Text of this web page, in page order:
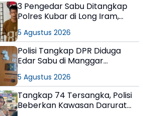
3 Pengedar Sabu Ditangkap
Polres Kubar di Long Iram,
5 Agustus 2026
Polisi Tangkap DPR Diduga
Edar Sabu di Manggar
5 Agustus 2026
Tangkap 74 Tersangka, Polisi
Beberkan Kawasan Darurat